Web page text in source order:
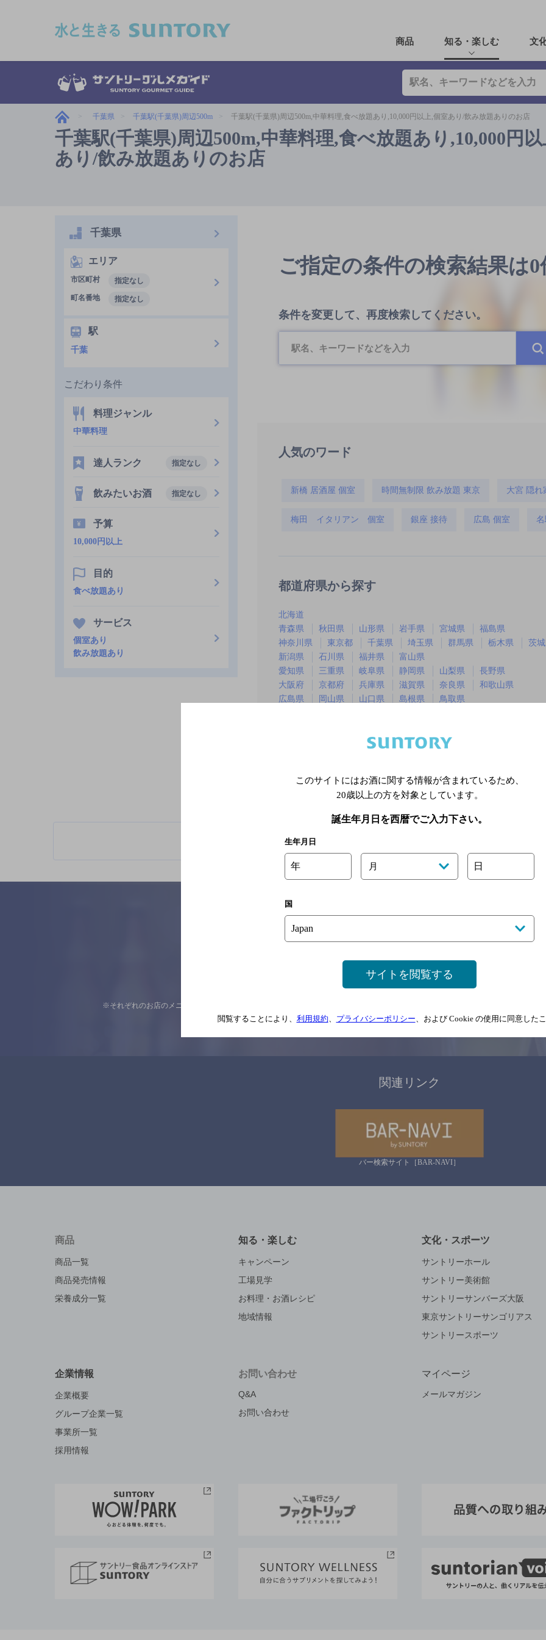
商品 知る・楽しむ 文
千葉県 千葉駅(千葉県)周辺500m 千葉駅(千葉県)周辺500m,中華料理,食べ放題あり,10,000円以上,個室あり/飲み放題ありのお店
千葉駅(千葉県)周辺500m,中華料理,食べ放題あり,10,000円
あり/飲み放題ありのお店
ご指定の条件の検索結果は0
条件を変更して、再度検索してください。
人気のワード
新橋 居酒屋 個室 時間無制限 飲み放題 東京 大宮 隠れ
梅田 イタリアン 個室 銀座 接待 広島 個室
都道府県から探す
北海道
青森県
秋田県 山形県 岩手県 宮城県
福島県
神奈川県
東京都 千葉県 埼玉県 群馬県 栃木県
茨
新潟県
石川県 福井県
富山県
愛知県
三重県 岐阜県 静岡県 山梨県
長野県
大阪府
京都府 兵庫県 滋賀県 奈良県
和歌山県
広島県
岡山県 山口県 島根県
鳥取県
※店舗によりハイボール取り扱い銘
千葉県
エリア
市区町村
指定なし
町名番地
指定なし
駅
千葉
こだわり条件
料理ジャンル
中華料理
達人ランク 指定なし
飲みたいお酒 指定なし
予算
10,000円以上
目的
食べ放題あり
サービス
個室あり
飲み放題あり
ご意見・ご感想
※それぞれのお店のメニューや営業時間などの掲載情報については、 念のためお店にご確
関連リンク
バー検索サイト［BAR-NAVI］
商品
商品一覧
商品発売情報
栄養成分一覧
知る・楽しむ
キャンペーン
工場見学
お料理・お酒レシピ
地域情報
文化・スポーツ
サントリーホール
サントリー美術館
サントリーサンバーズ大阪
東京サントリーサンゴリアス
サントリースポーツ
企業情報
企業概要
グループ企業一覧
事業所一覧
採用情報
お問い合わせ
Q&A
お問い合わせ
マイページ
メールマガジン
このサイトにはお酒に関する情報が含まれているため、
20歳以上の方を対象としています。
誕生年月日を西暦でご入力下さい。
生年月日
年 月 日
国
サイトを閲覧する
閲覧することにより、 利用規約、 プライバシーポリシー、および Cookie の使用に同意した